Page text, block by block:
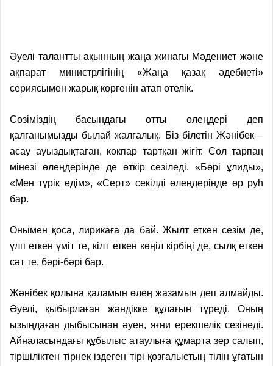
Әуелі талантты ақынның жаңа жинағы Мәдениет және
ақпарат министрлігінің «Жаңа қазақ әдебиеті»
сериясымен жарық көргенін атап өтелік.
Сөзіміздің басындағы отты өлеңдері деп
қалғанымызды былай жалғалық. Біз білетін Жәнібек –
асау ауыздықтаған, көкпар тартқан жігіт. Сол тарпаң
мінезі өлеңдерінде де өткір сезіледі. «Бөрі ұлиды»,
«Мен түрік едім», «Серт» секілді өлеңдерінде өр руһ
бар.
Онымен қоса, лирикаға да бай. Жылт еткен сезім де,
үлп еткен үміт те, кілт еткен көңіл кірбіңі де, сылқ еткен
сәт те, бәрі-бәрі бар.
Жәнібек қолына қаламын өлең жазамын деп алмайды.
Әуелі, қыбырлаған жәндікке құлағын түреді. Оның
ызыңдаған дыбысынан әуен, яғни ерекшелік сезінеді.
Айналасындағы құбылыс атаулыға құмарта зер салып,
тіршіліктен тірнек іздеген тірі қозғалыстың тілін ұғатын